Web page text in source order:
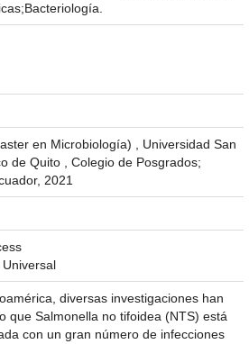
en Microbiología) , Universidad San
de Quito , Colegio de Posgrados;
2021
diversas investigaciones han
que Salmonella no tifoidea (NTS) está
con un gran número de infecciones